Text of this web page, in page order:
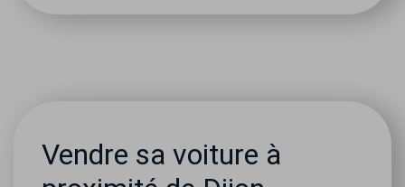
Vendre sa voiture à